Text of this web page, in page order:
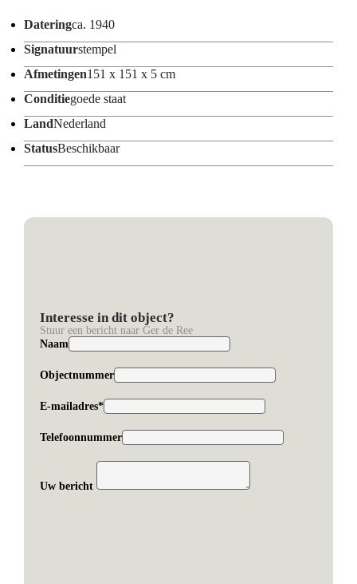
Dateringca. 1940
Signatuurstempel
Afmetingen151 x 151 x 5 cm
Conditiegoede staat
LandNederland
StatusBeschikbaar
Interesse in dit object?
Stuur een bericht naar Ger de Ree
Naam
Objectnummer
E-mailadres*
Telefoonnummer
Uw bericht